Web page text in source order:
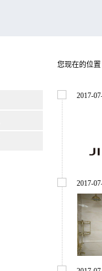
您现在的位
2017-07
2017-07